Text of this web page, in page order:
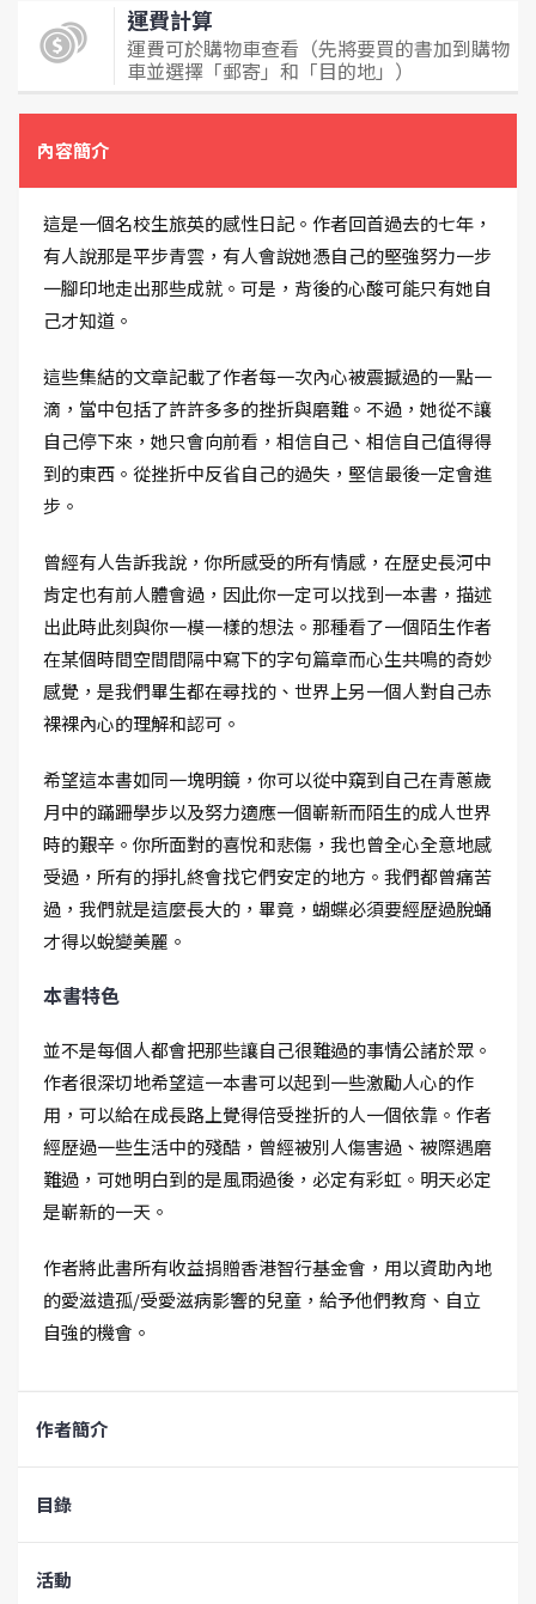
運費計算
運費可於購物車查看（先將要買的書加到購物
車並選擇「郵寄」和「目的地」）
內容簡介
這是一個名校生旅英的感性日記。作者回首過去的七年，
有人說那是平步青雲，有人會說她憑自己的堅強努力一步
一腳印地走出那些成就。可是，背後的心酸可能只有她自
己才知道。
這些集結的文章記載了作者每一次內心被震撼過的一點一
滴，當中包括了許許多多的挫折與磨難。不過，她從不讓
自己停下來，她只會向前看，相信自己、相信自己值得得
到的東西。從挫折中反省自己的過失，堅信最後一定會進
步。
曾經有人告訴我說，你所感受的所有情感，在歷史長河中
肯定也有前人體會過，因此你一定可以找到一本書，描述
出此時此刻與你一模一樣的想法。那種看了一個陌生作者
在某個時間空間間隔中寫下的字句篇章而心生共鳴的奇妙
感覺，是我們畢生都在尋找的、世界上另一個人對自己赤
裸裸內心的理解和認可。
希望這本書如同一塊明鏡，你可以從中窺到自己在青蔥歲
月中的蹣跚學步以及努力適應一個嶄新而陌生的成人世界
時的艱辛。你所面對的喜悅和悲傷，我也曾全心全意地感
受過，所有的掙扎終會找它們安定的地方。我們都曾痛苦
過，我們就是這麼長大的，畢竟，蝴蝶必須要經歷過脫蛹
才得以蛻變美麗。
本書特色
並不是每個人都會把那些讓自己很難過的事情公諸於眾。
作者很深切地希望這一本書可以起到一些激勵人心的作
用，可以給在成長路上覺得倍受挫折的人一個依靠。作者
經歷過一些生活中的殘酷，曾經被別人傷害過、被際遇磨
難過，可她明白到的是風雨過後，必定有彩虹。明天必定
是嶄新的一天。
作者將此書所有收益捐贈香港智行基金會，用以資助內地
的愛滋遺孤/受愛滋病影響的兒童，給予他們教育、自立
自強的機會。
作者簡介
目錄
活動